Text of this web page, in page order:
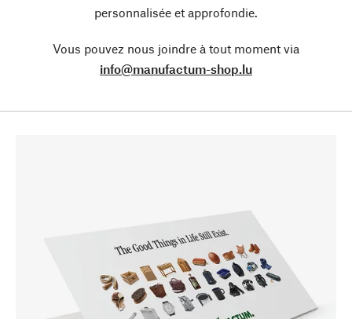
personnalisée et approfondie.
Vous pouvez nous joindre à tout moment via
info@manufactum-shop.lu